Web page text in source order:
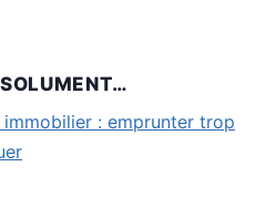
immobilier : emprunter trop